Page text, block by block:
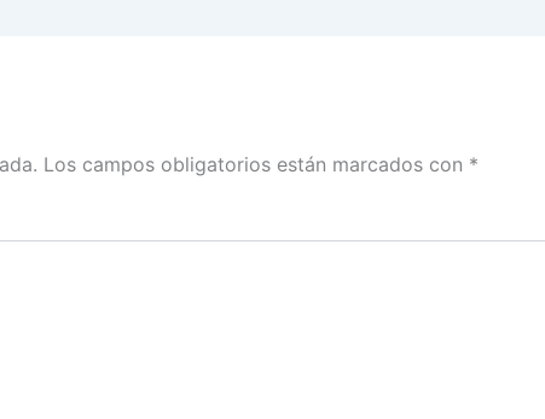
Los campos obligatorios están marcados con *